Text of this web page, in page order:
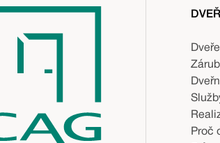
Dveře
Proč